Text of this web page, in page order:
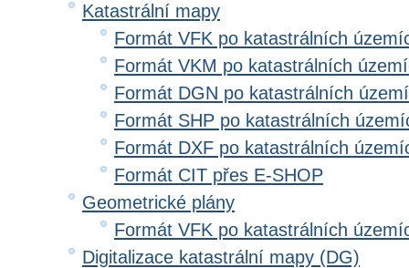
Katastrální mapy
Formát VFK po katastrálních
Formát VKM po katastrálních
Formát DGN po katastrálních
Formát SHP po katastrálních
Formát DXF po katastrálních
Formát CIT přes E-SHOP
Geometrické plány
Formát VFK po katastrálních
Digitalizace katastrální mapy (DG)